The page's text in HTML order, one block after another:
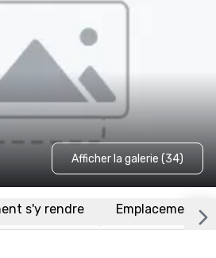
Afficher la galerie (34)
s'y rendre Emplacement